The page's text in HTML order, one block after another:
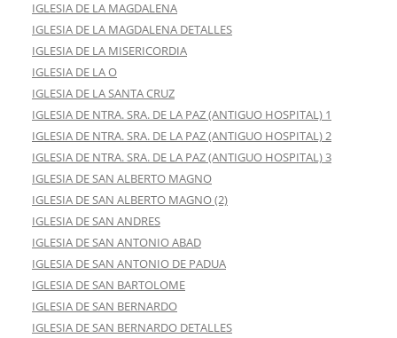
IGLESIA DE LA MAGDALENA
IGLESIA DE LA MAGDALENA DETALLES
IGLESIA DE LA MISERICORDIA
IGLESIA DE LA O
IGLESIA DE LA SANTA CRUZ
IGLESIA DE NTRA. SRA. DE LA PAZ (ANTIGUO HOSPITAL) 1
IGLESIA DE NTRA. SRA. DE LA PAZ (ANTIGUO HOSPITAL) 2
IGLESIA DE NTRA. SRA. DE LA PAZ (ANTIGUO HOSPITAL) 3
IGLESIA DE SAN ALBERTO MAGNO
IGLESIA DE SAN ALBERTO MAGNO (2)
IGLESIA DE SAN ANDRES
IGLESIA DE SAN ANTONIO ABAD
IGLESIA DE SAN ANTONIO DE PADUA
IGLESIA DE SAN BARTOLOME
IGLESIA DE SAN BERNARDO
IGLESIA DE SAN BERNARDO DETALLES